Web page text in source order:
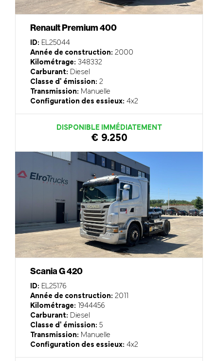
Renault Premium 400
ID: EL25044
Année de construction: 2000
Kilométrage: 348332
Carburant: Diesel
Classe d' émission: 2
Transmission: Manuelle
Configuration des essieux: 4x2
DISPONIBLE IMMÉDIATEMENT
€ 9.250
Scania G 420
ID: EL25176
Année de construction: 2011
Kilométrage: 1944456
Carburant: Diesel
Classe d' émission: 5
Transmission: Manuelle
Configuration des essieux: 4x2